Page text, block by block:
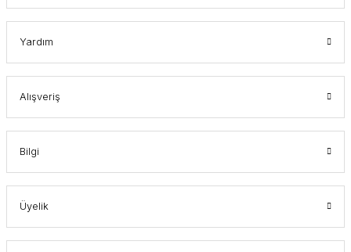
Yardım
Alışveriş
Bilgi
Üyelik